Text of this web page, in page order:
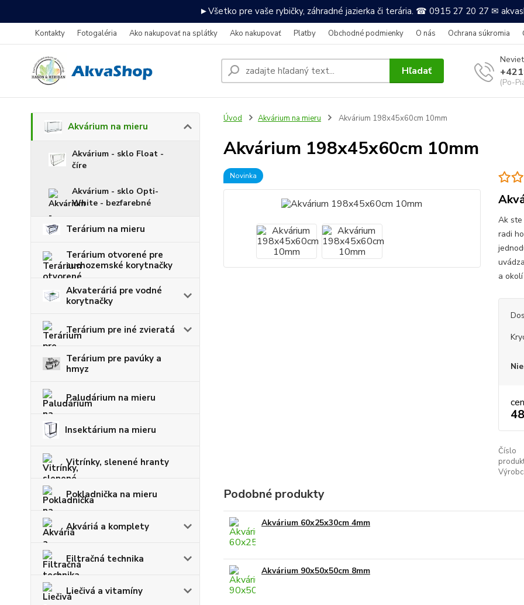
►Všetko pre vaše rybičky, záhradné jazierka či terária. ☎ 0915 27 20 27 ✉
Kontakty Fotogaléria Ako nakupovať na splátky Ako nakupovať Platby Obchodné podmienky O nás Ochrana súkromia
Hľadať
(Po-
Akvárium na mieru
Akvárium - sklo Float -
číre
Akvárium - sklo Opti-
White - bezfarebné
Terárium na mieru
Terárium otvorené pre
suchozemské korytnačky
Akvateráriá pre vodné
korytnačky
Terárium pre iné zvieratá
Terárium pre pavúky a
hmyz
Paludárium na mieru
Insektárium na mieru
Vitrínky, slenené hranty
Pokladnička na mieru
Akváriá a komplety
Filtračná technika
Liečivá a vitamíny
Úvod Akvárium na mieru Akvárium 198x45x60cm 10mm
Akvárium 198x45x60cm 10mm
Novinka
Ak ste
radi
a
Číslo
Podobné produkty
Akvárium 60x25x30cm 4mm
Akvárium 90x50x50cm 8mm